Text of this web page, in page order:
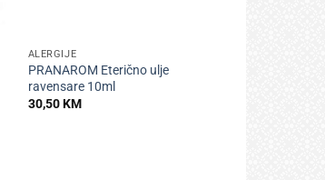
ALERGIJE
PRANAROM Eterično ulje
ravensare 10ml
30,50KM